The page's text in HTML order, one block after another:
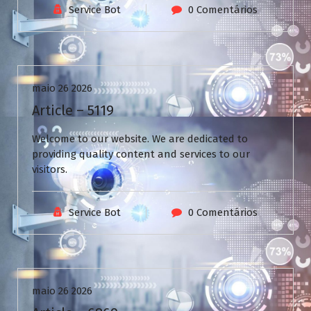
Service Bot 0 Comentários
Uncategorized
maio 26 2026
Article – 5119
Welcome to our website. We are dedicated to
providing quality content and services to our
visitors.
Service Bot 0 Comentários
Uncategorized
maio 26 2026